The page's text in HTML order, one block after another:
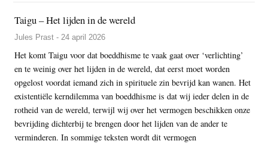
Taigu – Het lijden in de wereld
Jules Prast - 24 april 2026
Het komt Taigu voor dat boeddhisme te vaak gaat over ‘verlichting’
en te weinig over het lijden in de wereld, dat eerst moet worden
opgelost voordat iemand zich in spirituele zin bevrijd kan wanen. Het
existentiële kerndilemma van boeddhisme is dat wij ieder delen in de
rotheid van de wereld, terwijl wij over het vermogen beschikken onze
bevrijding dichterbij te brengen door het lijden van de ander te
verminderen. In sommige teksten wordt dit vermogen